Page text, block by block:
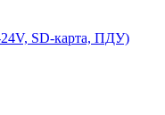
SD-карта, ПДУ)